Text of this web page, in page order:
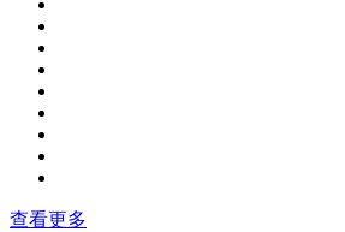
查看更多